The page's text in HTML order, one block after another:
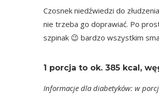
Czosnek niedźwiedzi do
nie trzeba go doprawiać. Po
szpinak 😉 bardzo wszystkim
1 porcja to ok. 385 kcal ,
Informacje dla diabetyków: w